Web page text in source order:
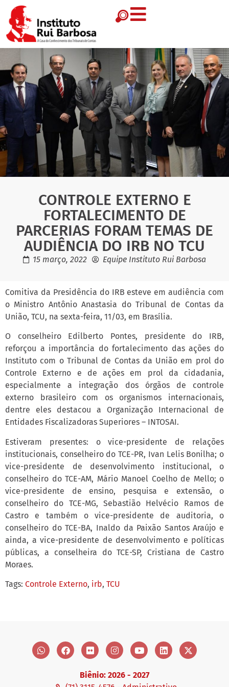
CONTROLE EXTERNO E
FORTALECIMENTO DE
PARCERIAS FORAM TEMAS DE
AUDIÊNCIA DO IRB NO TCU
15 março, 2022 Equipe Instituto Rui Barbosa
Comitiva da Presidência do IRB esteve em audiência com
o Ministro Antônio Anastasia do Tribunal de Contas da
União, TCU, na sexta-feira, 11/03, em Brasília.
O conselheiro Edilberto Pontes, presidente do IRB,
reforçou a importância do fortalecimento das ações do
Instituto com o Tribunal de Contas da União em prol do
Controle Externo e de ações em prol da cidadania,
especialmente a integração dos órgãos de controle
externo brasileiro com os organismos internacionais,
dentre eles destacou a Organização Internacional de
Entidades Fiscalizadoras Superiores – INTOSAI.
Estiveram presentes: o vice-presidente de relações
institucionais, conselheiro do TCE-PR, Ivan Lelis Bonilha; o
vice-presidente de desenvolvimento institucional, o
conselheiro do TCE-AM, Mário Manoel Coelho de Mello; o
vice-presidente de ensino, pesquisa e extensão, o
conselheiro do TCE-MG, Sebastião Helvécio Ramos de
Castro e também o vice-presidente de auditoria, o
conselheiro do TCE-BA, Inaldo da Paixão Santos Araújo e
ainda, a vice-presidente de desenvolvimento e políticas
públicas, a conselheira do TCE-SP, Cristiana de Castro
Moraes.
Tags: Controle Externo, irb, TCU
Biênio: 2026 - 2027